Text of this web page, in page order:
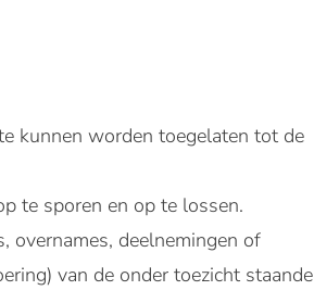
kunnen worden toegelaten tot de
te sporen en op te lossen.
overnames, deelnemingen of
van de onder toezicht staande